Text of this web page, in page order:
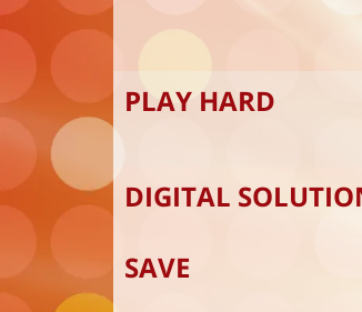
PLAY HARD
DIGITAL
SAVE